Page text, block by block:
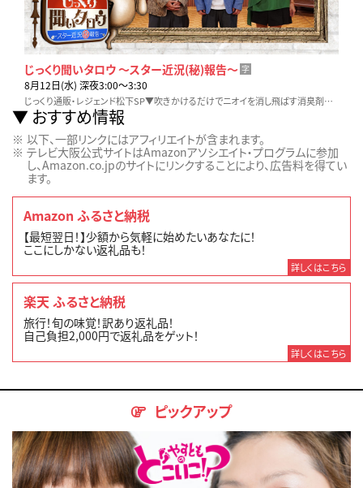
じっくり聞いタロウ ～スター近況(秘)報告～ 字
8月12日(水) 深夜3:00〜3:30
じっくり通販・レジェンド松下SP▼吹きかけるだけでニオイを消し飛ばす消臭剤▼ソースなど粘り気のある調味料も一撃！水拭き掃除機▼調理＆後片付けが超簡単！ムテキセイロ
おすすめ情報
以下、一部リンクにはアフィリエイトが含まれます。
テレビ大阪公式サイトはAmazonアソシエイト・プログラムに参加
し、Amazon.co.jpのサイトにリンクすることにより、広告料を得てい
ます。
Amazon ふるさと納税
【最短翌日！】少額から気軽に始めたいあなたに！
ここにしかない返礼品も！
詳しくはこちら
楽天 ふるさと納税
旅行！旬の味覚！訳あり返礼品！
自己負担2,000円で返礼品をゲット！
詳しくはこちら
ピックアップ